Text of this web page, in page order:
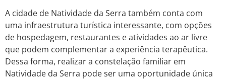
A cidade de Natividade da Serra também conta com
uma infraestrutura turística interessante, com opções
de hospedagem, restaurantes e atividades ao ar livre
que podem complementar a experiência terapêutica.
Dessa forma, realizar a constelação familiar em
Natividade da Serra pode ser uma oportunidade única